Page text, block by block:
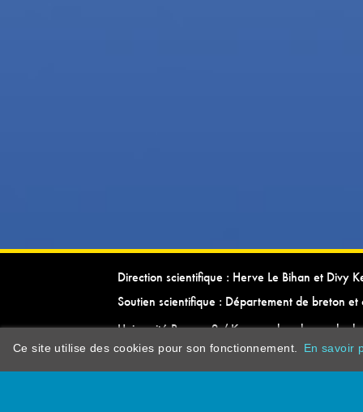
Direction scientifique : Herve Le Bihan et Divy
Soutien scientifique : Département de breton et
Université Rennes 2 / Kevrenn brezhoneg ha
Ce site utilise des cookies pour son fonctionnement. En savoir